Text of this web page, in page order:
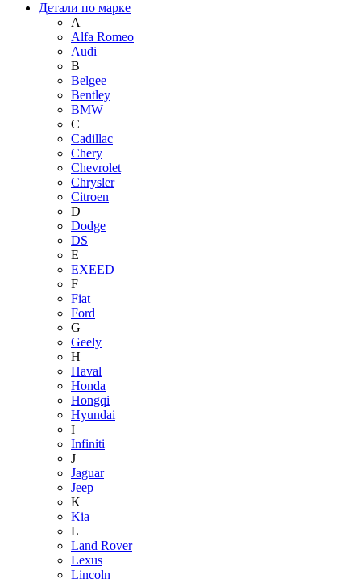
Детали по марке
A
Alfa Romeo
Audi
B
Belgee
Bentley
BMW
C
Cadillac
Chery
Chevrolet
Chrysler
Citroen
D
Dodge
DS
E
EXEED
F
Fiat
Ford
G
Geely
H
Haval
Honda
Hongqi
Hyundai
I
Infiniti
J
Jaguar
Jeep
K
Kia
L
Land Rover
Lexus
Lincoln